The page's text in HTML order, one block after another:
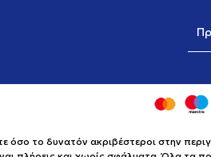
όσο το δυνατόν ακριβέστεροι στην